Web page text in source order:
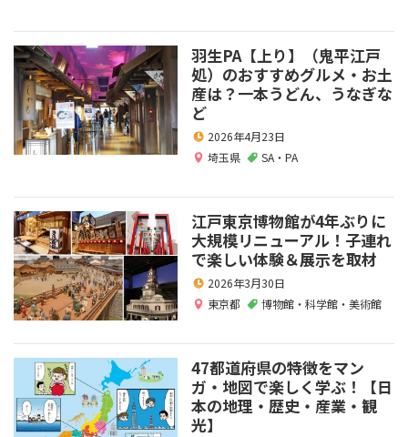
羽生PA【上り】（鬼平江戸
処）のおすすめグルメ・お土
産は？一本うどん、うなぎな
ど
2026年4月23日
埼玉県
SA・PA
江戸東京博物館が4年ぶりに
大規模リニューアル！子連れ
で楽しい体験＆展示を取材
2026年3月30日
東京都
博物館・科学館・美術館
47都道府県の特徴をマン
ガ・地図で楽しく学ぶ！【日
本の地理・歴史・産業・観
光】